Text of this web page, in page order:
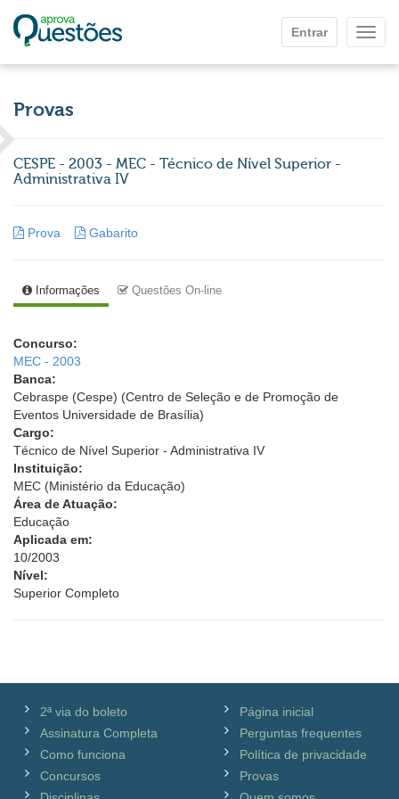
Entrar
Provas
CESPE - 2003 - MEC - Técnico de Nível Superior -
Administrativa IV
Prova Gabarito
Informações Questões On-line
Concurso:
MEC - 2003
Banca:
Cebraspe (Cespe) (Centro de Seleção e de Promoção de
Eventos Universidade de Brasília)
Cargo:
Técnico de Nível Superior - Administrativa IV
Instituição:
MEC (Ministério da Educação)
Área de Atuação:
Educação
Aplicada em:
10/2003
Nível:
Superior Completo
2ª via do boleto
Assinatura Completa
Como funciona
Concursos
Página inicial
Perguntas frequentes
Política de privacidade
Provas